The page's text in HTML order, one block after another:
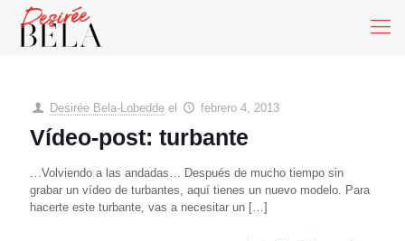
Desirée Bela-Lobedde el febrero 4, 2013
Vídeo-post: turbante
…Volviendo a las andadas… Después de mucho tiempo sin
grabar un vídeo de turbantes, aquí tienes un nuevo modelo. Para
hacerte este turbante, vas a necesitar un […]